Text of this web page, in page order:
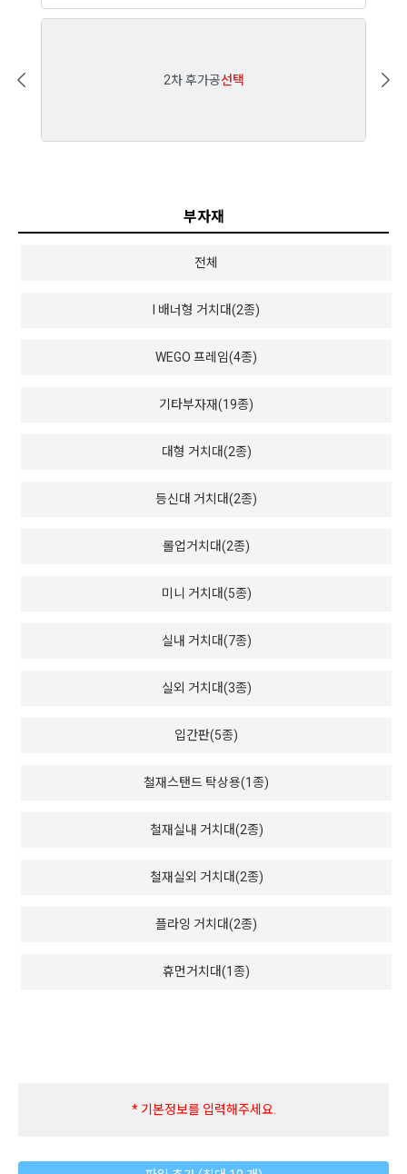
2차 후가공선택
부자재
전체
I 배너형 거치대(2종)
WEGO 프레임(4종)
기타부자재(19종)
대형 거치대(2종)
등신대 거치대(2종)
롤업거치대(2종)
미니 거치대(5종)
실내 거치대(7종)
실외 거치대(3종)
입간판(5종)
철재스탠드 탁상용(1종)
철재실내 거치대(2종)
철재실외 거치대(2종)
플라잉 거치대(2종)
휴먼거치대(1종)
* 기본정보를 입력해주세요.